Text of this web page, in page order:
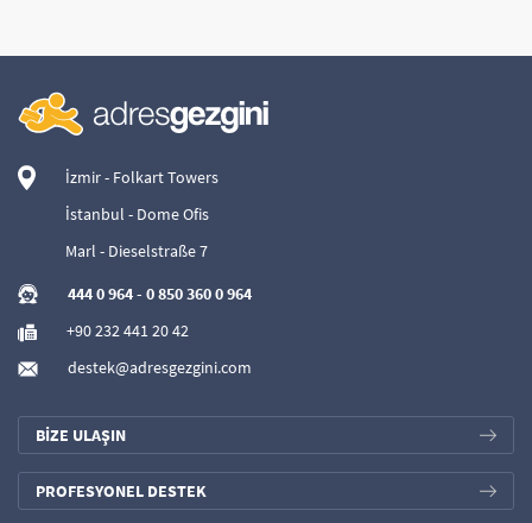
İzmir - Folkart Towers
İstanbul - Dome Ofis
Marl - Dieselstraße 7
444 0 964- 0 850 360 0 964
+90 232 441 20 42
destek@adresgezgini.com
BİZE ULAŞIN
PROFESYONEL DESTEK